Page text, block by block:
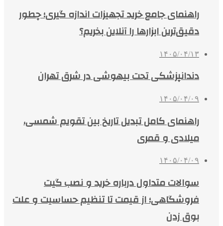
راهنمای جامع خرید تجهیزات اندازه گیری؛ چطور
دقیق‌ترین ابزارها را آنلاین بخریم؟
۱۴۰۵/۰۴/۱۳
دندانپزشکی تحت بیهوشی در شرق تهران
۱۴۰۵/۰۴/۰۹
راهنمای کامل تبدیل تاریخ بین تقویم شمسی،
میلادی و قمری
۱۴۰۵/۰۴/۰۹
سوالات متداول درباره خرید و نصب گیت
فروشگاهی؛ از قیمت تا تنظیم حساسیت و علت
بوق زدن